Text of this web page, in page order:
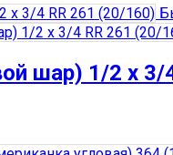
шар) 1/2 х